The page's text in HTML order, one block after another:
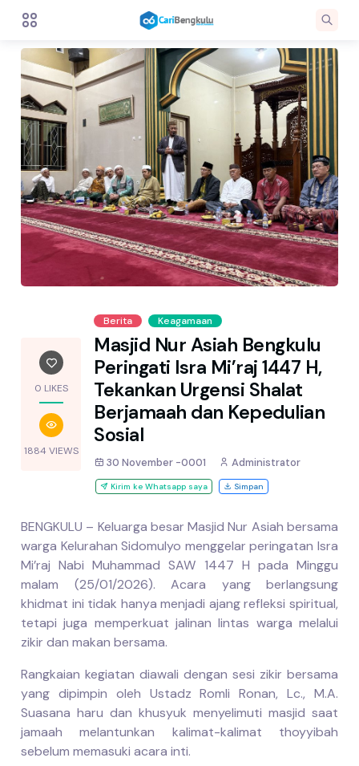
0 LIKES
1884 VIEWS
Berita Keagamaan
Masjid Nur Asiah Bengkulu
Peringati Isra Mi’raj 1447 H,
Tekankan Urgensi Shalat
Berjamaah dan Kepedulian
Sosial
30 November -0001 Administrator
Kirim ke Whatsapp saya Simpan
BENGKULU – Keluarga besar Masjid Nur Asiah bersama
warga Kelurahan Sidomulyo menggelar peringatan Isra
Mi’raj Nabi Muhammad SAW 1447 H pada Minggu
malam (25/01/2026). Acara yang berlangsung
khidmat ini tidak hanya menjadi ajang refleksi spiritual,
tetapi juga memperkuat jalinan lintas warga melalui
zikir dan makan bersama.
Rangkaian kegiatan diawali dengan sesi zikir bersama
yang dipimpin oleh Ustadz Romli Ronan, Lc., M.A.
Suasana haru dan khusyuk menyelimuti masjid saat
jamaah melantunkan kalimat-kalimat thoyyibah
sebelum memasuki acara inti.